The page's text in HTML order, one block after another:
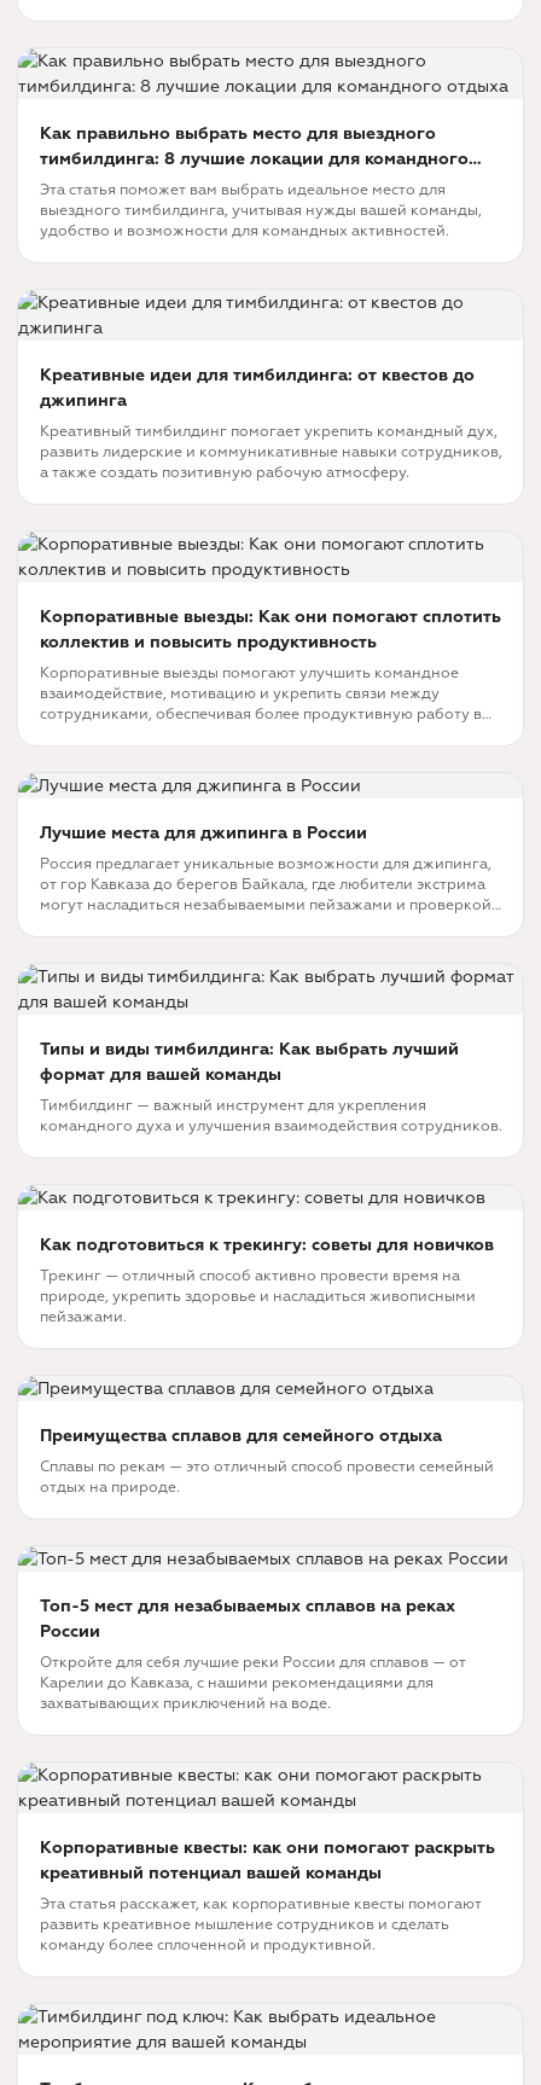
Как правильно выбрать место для выездного
тимбилдинга: 8 лучшие локации для командного
отдыха
Эта статья поможет вам выбрать идеальное место для
выездного тимбилдинга, учитывая нужды вашей команды,
удобство и возможности для командных активностей.
Креативные идеи для тимбилдинга: от квестов до
джипинга
Креативный тимбилдинг помогает укрепить командный дух,
развить лидерские и коммуникативные навыки сотрудников,
а также создать позитивную рабочую атмосферу.
Корпоративные выезды: Как они помогают сплотить
коллектив и повысить продуктивность
Корпоративные выезды помогают улучшить командное
взаимодействие, мотивацию и укрепить связи между
сотрудниками, обеспечивая более продуктивную работу в
Лучшие места для джипинга в России
Россия предлагает уникальные возможности для джипинга,
от гор Кавказа до берегов Байкала, где любители экстрима
могут насладиться незабываемыми пейзажами и проверкой
Типы и виды тимбилдинга: Как выбрать лучший
формат для вашей команды
Тимбилдинг — важный инструмент для укрепления
командного духа и улучшения взаимодействия сотрудников.
Как подготовиться к трекингу: советы для новичков
Трекинг — отличный способ активно провести время на
природе, укрепить здоровье и насладиться живописными
пейзажами.
Преимущества сплавов для семейного отдыха
Сплавы по рекам — это отличный способ провести семейный
отдых на природе.
Топ-5 мест для незабываемых сплавов на реках
России
Откройте для себя лучшие реки России для сплавов — от
Карелии до Кавказа, с нашими рекомендациями для
захватывающих приключений на воде.
Корпоративные квесты: как они помогают раскрыть
креативный потенциал вашей команды
Эта статья расскажет, как корпоративные квесты помогают
развить креативное мышление сотрудников и сделать
команду более сплоченной и продуктивной.